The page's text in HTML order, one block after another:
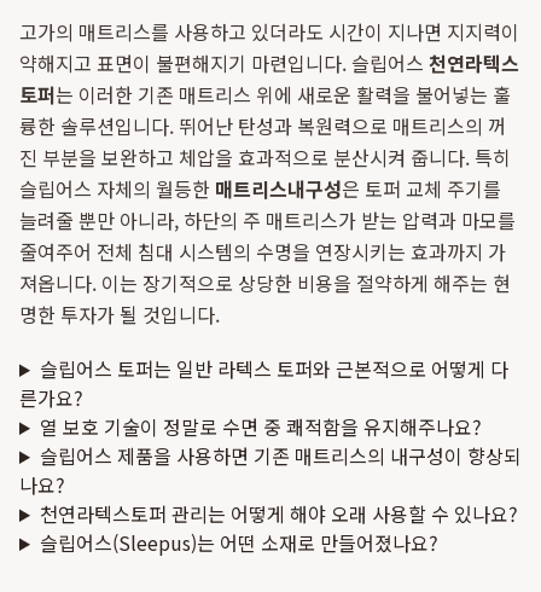
고가의 매트리스를 사용하고 있더라도 시간이 지나면 지지력이
약해지고 표면이 불편해지기 마련입니다. 슬립어스 천연라텍스
토퍼는 이러한 기존 매트리스 위에 새로운 활력을 불어넣는 훌
륭한 솔루션입니다. 뛰어난 탄성과 복원력으로 매트리스의 꺼
진 부분을 보완하고 체압을 효과적으로 분산시켜 줍니다. 특히
슬립어스 자체의 월등한 매트리스내구성은 토퍼 교체 주기를
늘려줄 뿐만 아니라, 하단의 주 매트리스가 받는 압력과 마모를
줄여주어 전체 침대 시스템의 수명을 연장시키는 효과까지 가
져옵니다. 이는 장기적으로 상당한 비용을 절약하게 해주는 현
명한 투자가 될 것입니다.
슬립어스 토퍼는 일반 라텍스 토퍼와 근본적으로 어떻게 다
른가요?
열 보호 기술이 정말로 수면 중 쾌적함을 유지해주나요?
슬립어스 제품을 사용하면 기존 매트리스의 내구성이 향상되
나요?
천연라텍스토퍼 관리는 어떻게 해야 오래 사용할 수 있나요?
슬립어스(Sleepus)는 어떤 소재로 만들어졌나요?